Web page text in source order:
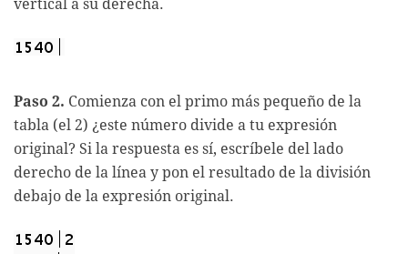
vertical a su derecha.
Paso 2. Comienza con el primo más pequeño de la
tabla (el 2) ¿este número divide a tu expresión
original? Si la respuesta es sí, escríbele del lado
derecho de la línea y pon el resultado de la división
debajo de la expresión original.